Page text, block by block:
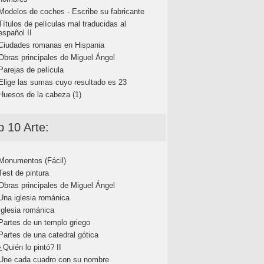
de coches - Escribe su fabricante
de películas mal traducidas al
II
romanas en Hispania
principales de Miguel Ángel
de película
las sumas cuyo resultado es 23
de la cabeza (1)
10 Arte:
(Fácil)
de pintura
principales de Miguel Ángel
iglesia románica
románica
de un templo griego
de una catedral gótica
lo pintó? II
cada cuadro con su nombre